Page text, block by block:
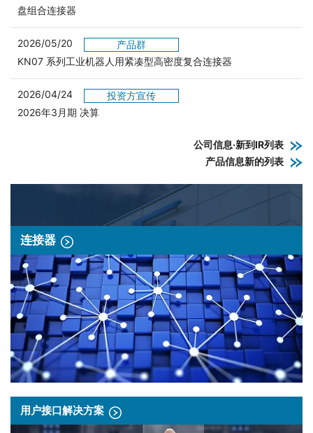
盘组合连接器
2026/05/20
产品群
KN07 系列工业机器人用紧凑型高密度复合连接器
2026/04/24
投资方宣传
2026年3月期 决算
公司信息·新到IR列表
产品信息新的列表
连接器
用户接口解决方案